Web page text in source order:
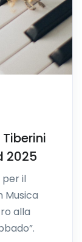
2025
il
Musica
alla